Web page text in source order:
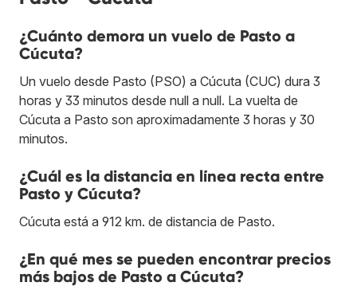
¿Cuánto demora un vuelo de Pasto a
Cúcuta?
Un vuelo desde Pasto (PSO) a Cúcuta (CUC) dura 3
horas y 33 minutos desde null a null. La vuelta de
Cúcuta a Pasto son aproximadamente 3 horas y 30
minutos.
¿Cuál es la distancia en línea recta entre
Pasto y Cúcuta?
Cúcuta está a 912 km. de distancia de Pasto.
¿En qué mes se pueden encontrar precios
más bajos de Pasto a Cúcuta?